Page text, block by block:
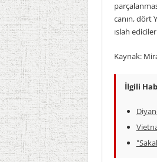
canın, dört
ıslah
Kaynak:
İlgili